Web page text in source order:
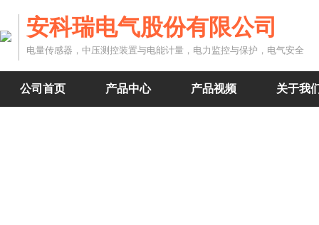
安科瑞电气股份有限公司
电量传感器，中压测控装置与电能计量，电力监控与保护，电气安全
公司首页 产品中心 产品视频 关于我